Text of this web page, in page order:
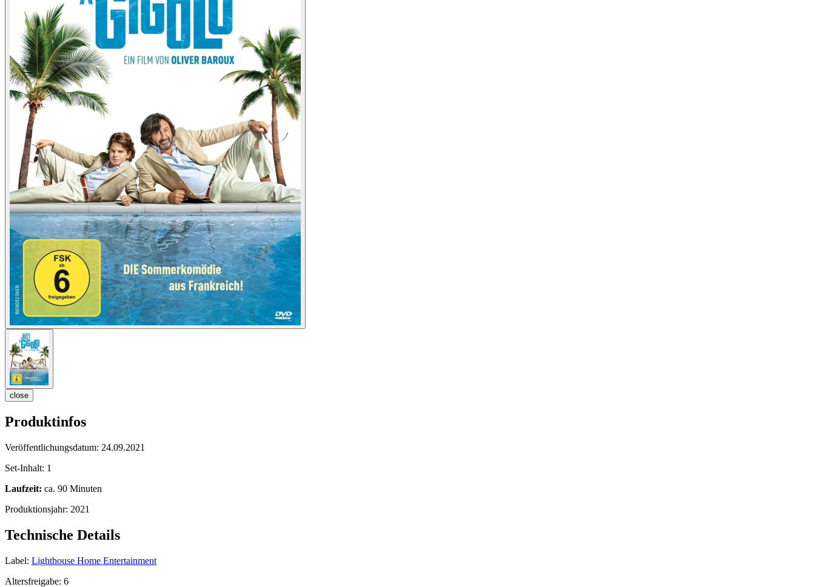
close
Produktinfos
Veröffentlichungsdatum: 24.09.2021
Set-Inhalt: 1
Laufzeit: ca. 90 Minuten
Produktionsjahr: 2021
Technische Details
Label: Lighthouse Home Entertainment
Altersfreigabe: 6